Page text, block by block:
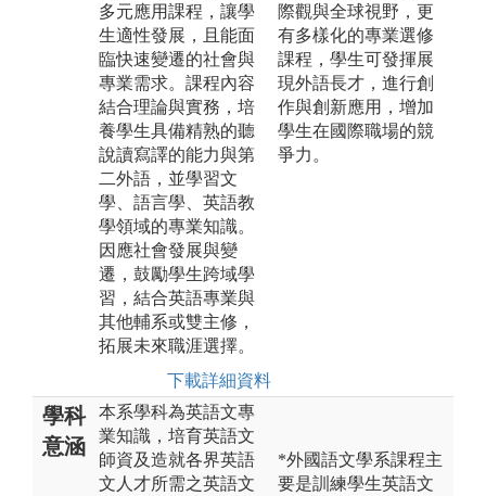
多元應用課程，讓學
生適性發展，且能面
臨快速變遷的社會與
專業需求。課程內容
結合理論與實務，培
養學生具備精熟的聽
說讀寫譯的能力與第
二外語，並學習文
學、語言學、英語教
學領域的專業知識。
因應社會發展與變
遷，鼓勵學生跨域學
習，結合英語專業與
其他輔系或雙主修，
拓展未來職涯選擇。
下載詳細資料
際觀與全球視野，更
有多樣化的專業選修
課程，學生可發揮展
現外語長才，進行創
作與創新應用，增加
學生在國際職場的競
爭力。
學科
意涵
本系學科為英語文專
業知識，培育英語文
師資及造就各界英語
文人才所需之英語文
*外國語文學系課程主
要是訓練學生英語文